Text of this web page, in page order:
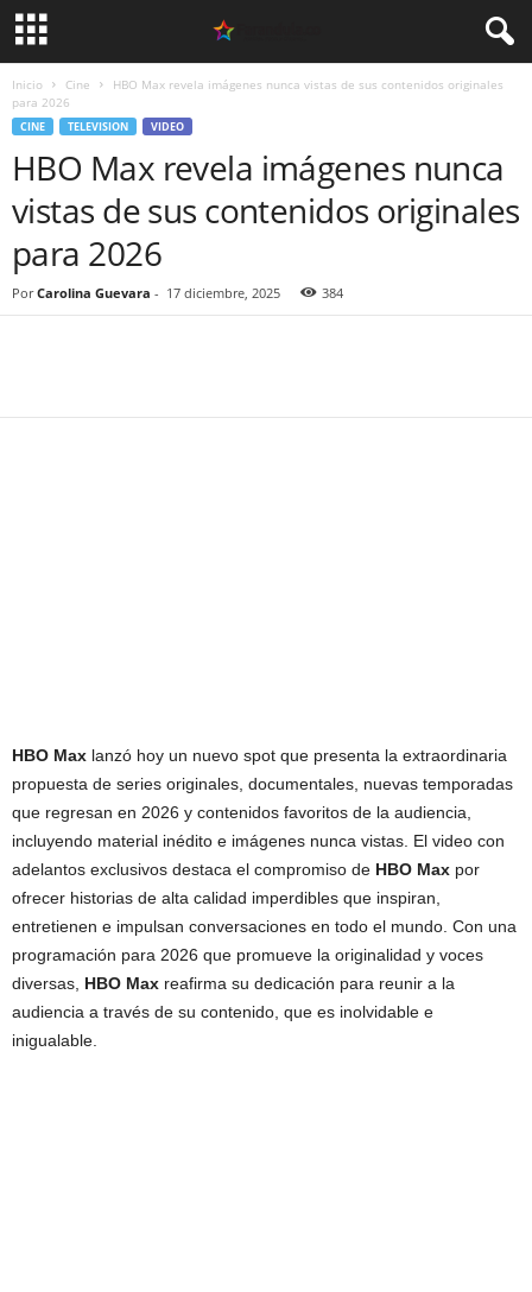
Inicio Cine
HBO Max revela imágenes nunca vistas de sus contenidos originales
para 2026
CINE TELEVISION VIDEO
HBO Max revela imágenes nunca
vistas de sus contenidos originales
para 2026
Por Carolina Guevara - 17 diciembre, 2025 384
HBO Max lanzó hoy un nuevo spot que presenta la extraordinaria
propuesta de series originales, documentales, nuevas temporadas
que regresan en 2026 y contenidos favoritos de la audiencia,
incluyendo material inédito e imágenes nunca vistas. El video con
adelantos exclusivos destaca el compromiso de HBO Max por
ofrecer historias de alta calidad imperdibles que inspiran,
entretienen e impulsan conversaciones en todo el mundo. Con una
programación para 2026 que promueve la originalidad y voces
diversas, HBO Max reafirma su dedicación para reunir a la
audiencia a través de su contenido, que es inolvidable e
inigualable.